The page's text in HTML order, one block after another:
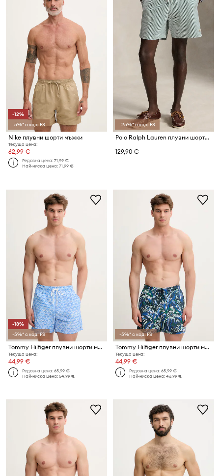
-12%
-5%* с код: FS
Nike плувни шорти мъжки
Текуща цена:
62,99 €
Редовна цена:71,99 €
Най-ниска цена:71,99 €
-25%* с код: FS
Polo Ralph Lauren плувни шорти мъжки
129,90 €
-18%
-5%* с код: FS
Tommy Hilfiger плувни шорти мъжки
Текуща цена:
44,99 €
Редовна цена:65,99 €
Най-ниска цена:54,99 €
-5%* с код: FS
Tommy Hilfiger плувни шорти мъжки
Текуща цена:
44,99 €
Редовна цена:65,99 €
Най-ниска цена:46,99 €